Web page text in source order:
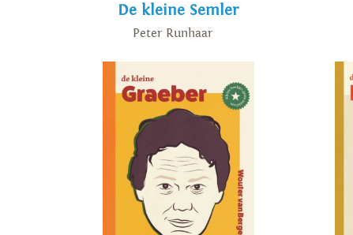
De kleine Semler
Peter Runhaar